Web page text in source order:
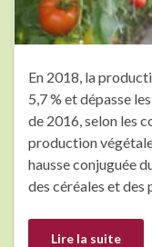
En 2018, la
5,7 % et dépasse
de 2016, selon les
production
hausse conjuguée
des céréales et des
Lire la suite